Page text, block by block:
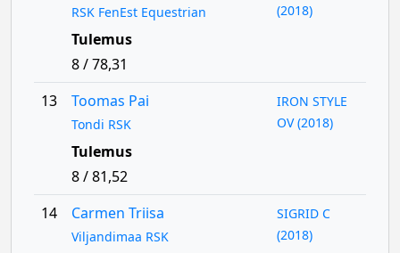
RSK FenEst Equestrian
(2018)
Tulemus
8 / 78,31
13
Toomas Pai
Tondi RSK
IRON STYLE
OV (2018)
Tulemus
8 / 81,52
14
Carmen Triisa
Viljandimaa RSK
SIGRID C
(2018)